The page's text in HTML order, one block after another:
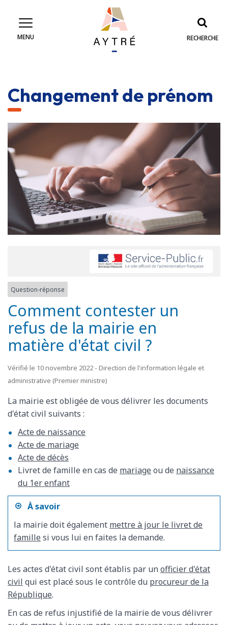
MENU RECHERCHE
Changement de prénom
Question-réponse
Comment contester un
refus de la mairie en
matière d'état civil ?
Vérifié le 10 novembre 2022 - Direction de l'information légale et
administrative (Premier ministre)
La mairie est obligée de vous délivrer les documents
d'état civil suivants :
Acte de naissance
Acte de mariage
Acte de décès
Livret de famille en cas de mariage ou de naissance
du 1er enfant
À savoir
la mairie doit également mettre à jour le livret de
famille si vous lui en faites la demande.
Les actes d'état civil sont établis par unofficier d'état
civil qui est placé sous le contrôle du procureur de la
République.
En cas de refus injustifié de la mairie de vous délivrer